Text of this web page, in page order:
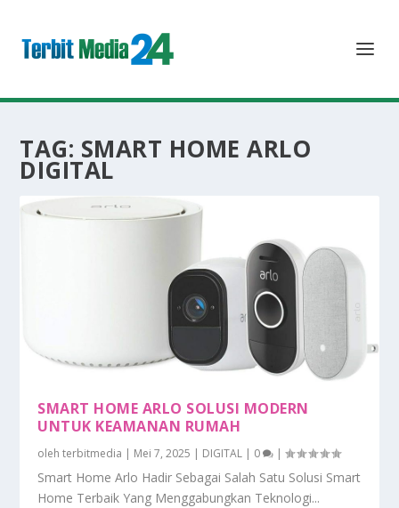
TAG: SMART HOME ARLO
DIGITAL
SMART HOME ARLO SOLUSI MODERN
UNTUK KEAMANAN RUMAH
olehterbitmedia | Mei 7, 2025 | DIGITAL | 0 |
Smart Home Arlo Hadir Sebagai Salah Satu Solusi Smart
Home Terbaik Yang Menggabungkan Teknologi...